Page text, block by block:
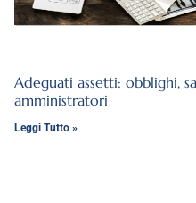
Adeguati assetti: obblighi,
amministratori
Leggi Tutto »